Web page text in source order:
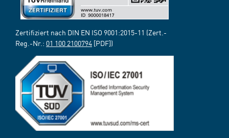
Zertifiziert nach DIN EN ISO 9001:2015-11 (Zert.-
Reg.-Nr.: 01 100 2100794 [PDF])